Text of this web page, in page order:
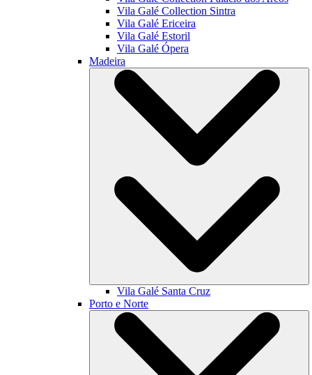
Vila Galé Collection Sintra
Vila Galé Ericeira
Vila Galé Estoril
Vila Galé Ópera
Madeira
Vila Galé Santa Cruz
Porto e Norte